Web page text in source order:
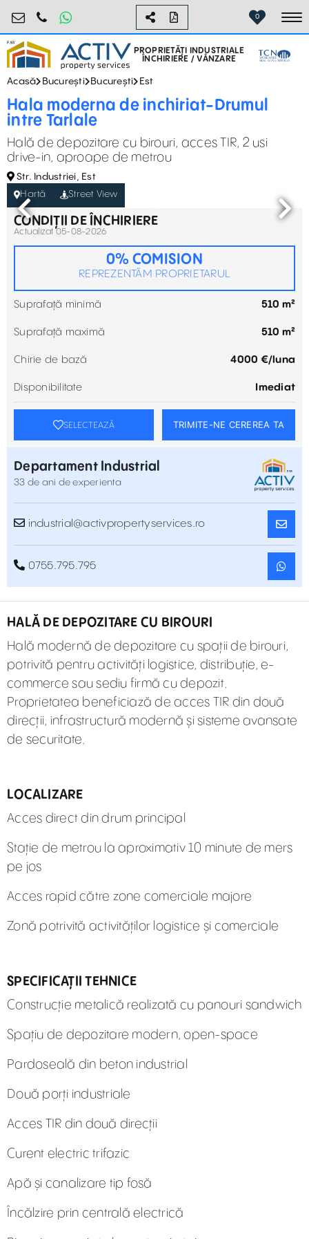
industrial@activpropertyservices.ro
0755.795.795 0
PROPRIETĂȚI INDUSTRIALE
ÎNCHIRIERE / VÂNZARE
Acasă București București Est
Hala moderna de inchiriat-Drumul
intre Tarlale
Hală de depozitare cu birouri, acces TIR, 2 usi
drive-in, aproape de metrou
Str. Industriei, Est
Hartă
Street View
CONDIȚII DE ÎNCHIRIERE
Actualizat 05-08-2026
0% COMISION
REPREZENTĂM PROPRIETARUL
Suprafață minimă 510 m²
Suprafață maximă 510 m²
Chirie de bază 4000 €/luna
Disponibilitate Imediat
SELECTEAZĂ TRIMITE-NE CEREREA TA
Departament Industrial
33 de ani de experienta
industrial@activpropertyservices.ro
0755.795.795
HALĂ DE DEPOZITARE CU BIROURI
Hală modernă de depozitare cu spații de birouri,
potrivită pentru activități logistice, distribuție, e-
commerce sau sediu firmă cu depozit.
Proprietatea beneficiază de acces TIR din două
direcții, infrastructură modernă și sisteme avansate
de securitate.
LOCALIZARE
Acces direct din drum principal
Stație de metrou la aproximativ 10 minute de mers
pe jos
Acces rapid către zone comerciale majore
Zonă potrivită activităților logistice și comerciale
SPECIFICAȚII TEHNICE
Construcție metalică realizată cu panouri sandwich
Spațiu de depozitare modern, open-space
Pardoseală din beton industrial
Două porți industriale
Acces TIR din două direcții
Curent electric trifazic
Apă și canalizare tip fosă
Încălzire prin centrală electrică